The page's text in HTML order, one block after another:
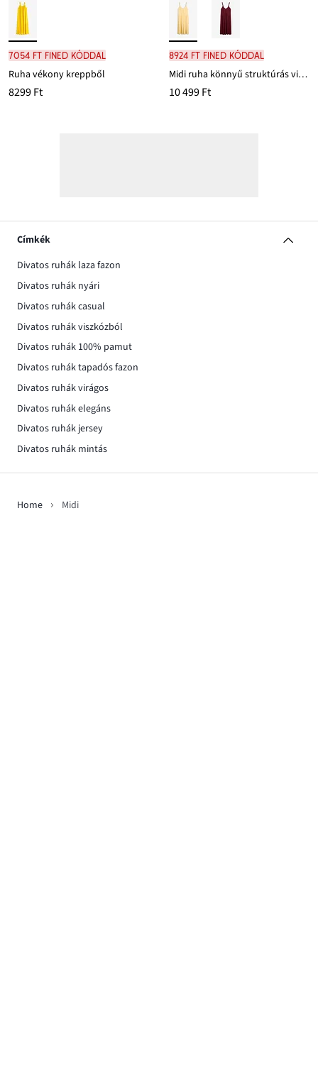
7054 Ft FINED kóddal
Ruha vékony kreppből
8299 Ft
8924 Ft FINED kóddal
Midi ruha könnyű struktúrás viszkózból
10 499 Ft
Címkék
Divatos ruhák laza fazon
Divatos ruhák nyári
Divatos ruhák casual
Divatos ruhák viszkózból
Divatos ruhák 100% pamut
Divatos ruhák tapadós fazon
Divatos ruhák virágos
Divatos ruhák elegáns
Divatos ruhák jersey
Divatos ruhák mintás
Home Midi